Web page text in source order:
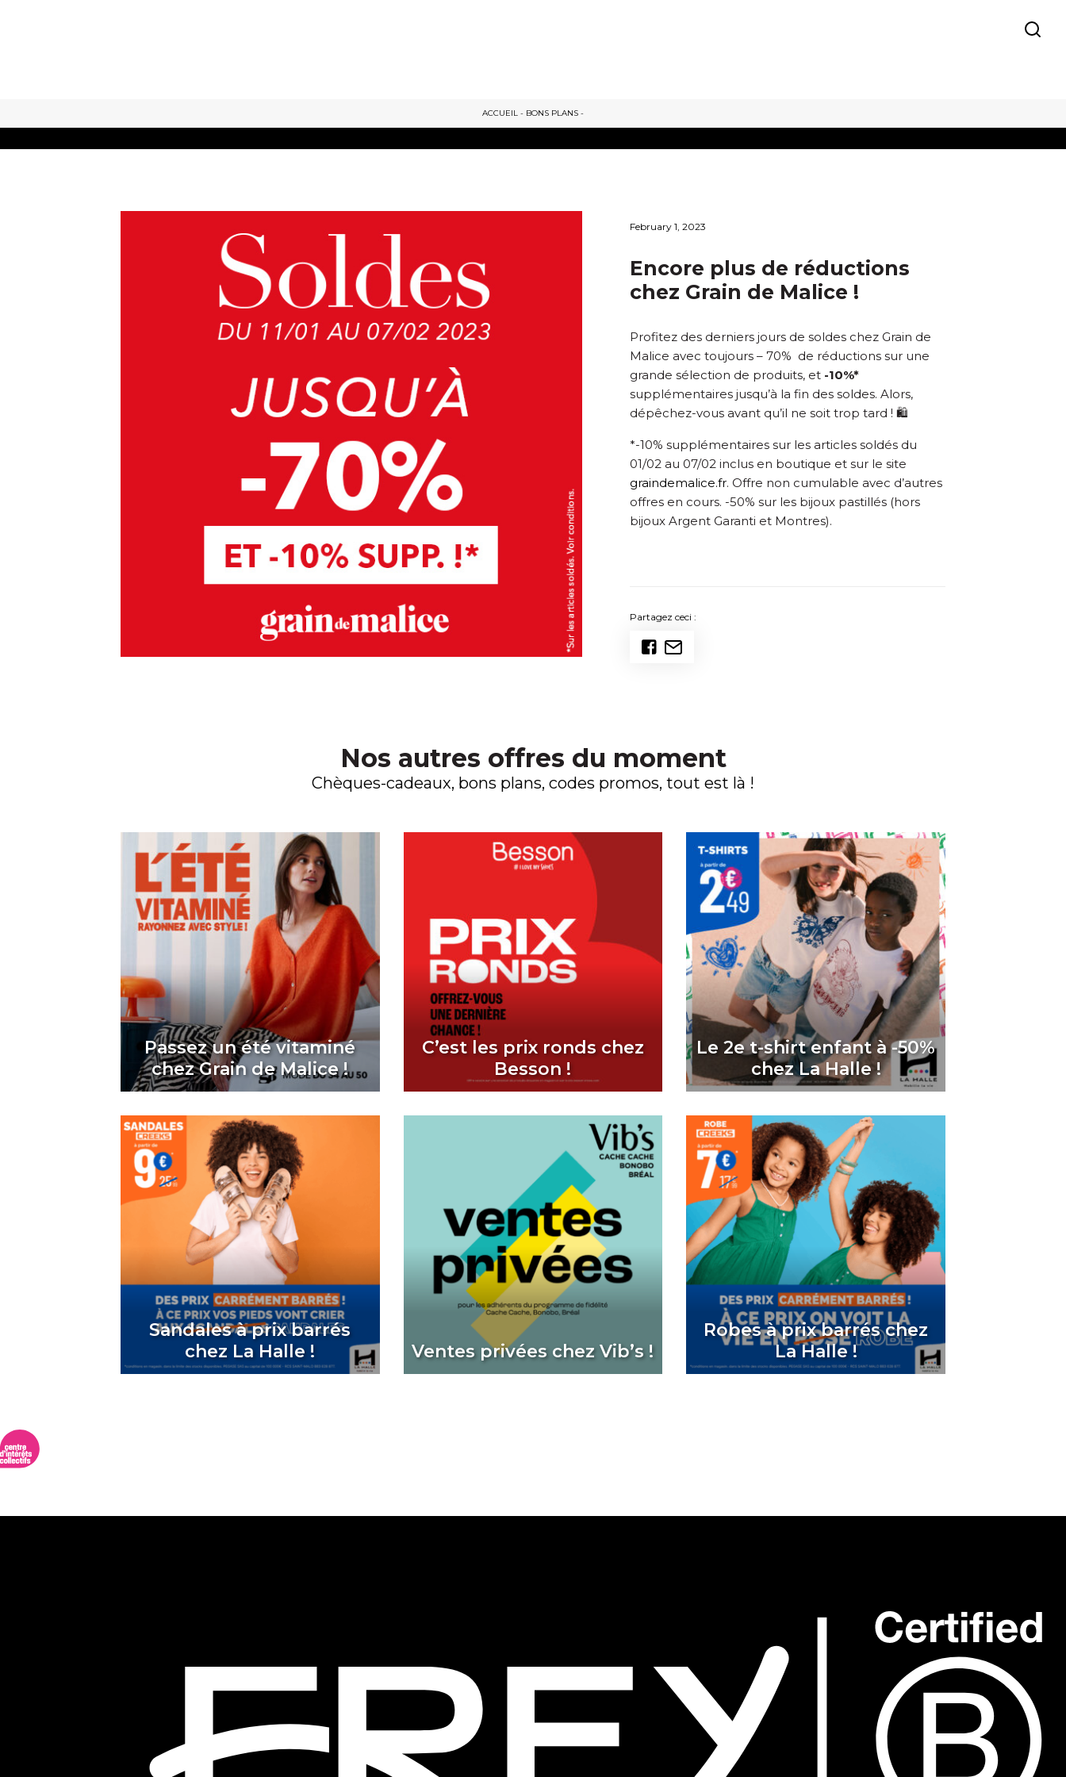
ACCUEIL - BONS PLANS -
February 1, 2023
Encore plus de réductions
chez Grain de Malice !
Profitez des derniers jours de soldes chez Grain de
Malice avec toujours – 70% de réductions sur une
grande sélection de produits, et -10%*
supplémentaires jusqu’à la fin des soldes. Alors,
dépêchez-vous avant qu’il ne soit trop tard ! 🛍️
*-10% supplémentaires sur les articles soldés du
01/02 au 07/02 inclus en boutique et sur le site
graindemalice.fr. Offre non cumulable avec d’autres
offres en cours. -50% sur les bijoux pastillés (hors
bijoux Argent Garanti et Montres).
Partagez ceci :
Nos autres offres du moment
Chèques-cadeaux, bons plans, codes promos, tout est là !
Passez un été vitaminé
chez Grain de Malice !
C’est les prix ronds chez
Besson !
Le 2e t-shirt enfant à -50%
chez La Halle !
Sandales à prix barrés
chez La Halle !
Ventes privées chez Vib’s !
Robes à prix barrés chez
La Halle !